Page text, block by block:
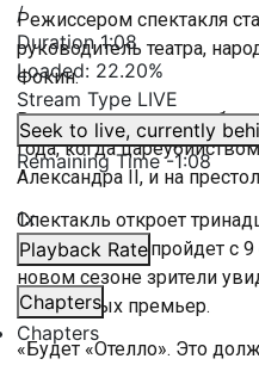
/
Duration1:08
Loaded: 22.20%
Stream Type LIVE
Seek to live, currently
Remaining Time-1:08
1x
Playback Rate
Chapters
Chapters
Режиссером спектакля
руководитель театра,
Фокин.
В центре сюжета —
года, когда
Александра II, и на
Спектакль откроет
фестиваль. Он пройдет с
новом сезоне зрители
интересных премьер.
«Будет «Отелло». Это